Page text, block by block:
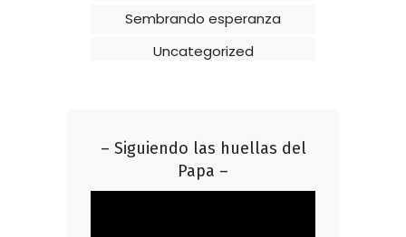
Sembrando esperanza
Uncategorized
– Siguiendo las huellas del
Papa –